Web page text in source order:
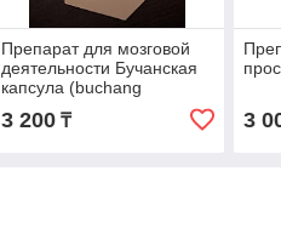
Препарат для мозговой
деятельности Бучанская
капсула (buchang
naoxintong capsule)
3 200₸ 3